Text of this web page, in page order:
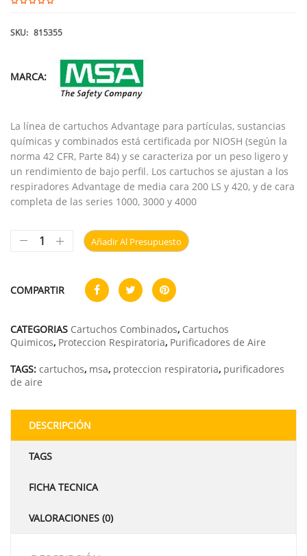
SKU: 815355
MARCA:
La línea de cartuchos Advantage para partículas, sustancias
químicas y combinados está certificada por NIOSH (según la
norma 42 CFR, Parte 84) y se caracteriza por un peso ligero y
un rendimiento de bajo perfil. Los cartuchos se ajustan a los
respiradores Advantage de media cara 200 LS y 420, y de cara
completa de las series 1000, 3000 y 4000
Añadir Al Presupuesto
COMPARTIR
CATEGORIAS Cartuchos Combinados, Cartuchos
Quimicos, Proteccion Respiratoria, Purificadores de Aire
TAGS: cartuchos, msa, proteccion respiratoria, purificadores
de aire
DESCRIPCIÓN
TAGS
FICHA TECNICA
VALORACIONES (0)